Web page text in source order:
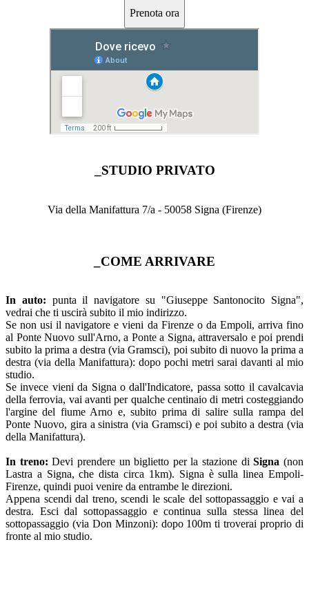
_STUDIO PRIVATO
Via della Manifattura 7/a - 50058 Signa (Firenze)
_COME ARRIVARE
In auto: punta il navigatore su "Giuseppe Santonocito Signa",
vedrai che ti uscirà subito il mio indirizzo.
Se non usi il navigatore e vieni da Firenze o da Empoli, arriva fino
al Ponte Nuovo sull'Arno, a Ponte a Signa, attraversalo e poi prendi
subito la prima a destra (via Gramsci), poi subito di nuovo la prima a
destra (via della Manifattura): dopo pochi metri sarai davanti al mio
studio.
Se invece vieni da Signa o dall'Indicatore, passa sotto il cavalcavia
della ferrovia, vai avanti per qualche centinaio di metri costeggiando
l'argine del fiume Arno e, subito prima di salire sulla rampa del
Ponte Nuovo, gira a sinistra (via Gramsci) e poi subito a destra (via
della Manifattura).
In treno: Devi prendere un biglietto per la stazione diSigna (non
Lastra a Signa, che dista circa 1km). Signa è sulla linea Empoli-
Firenze, quindi puoi venire da entrambe le direzioni.
Appena scendi dal treno, scendi le scale del sottopassaggio e vai a
destra. Esci dal sottopassaggio e continua sulla stessa linea del
sottopassaggio (via Don Minzoni): dopo 100m ti troverai proprio di
fronte al mio studio.